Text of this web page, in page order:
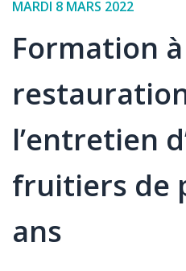
Date
l'événement
MARDI 8 MARS 2022
Formation
l’entretien
fruitiers de
ans